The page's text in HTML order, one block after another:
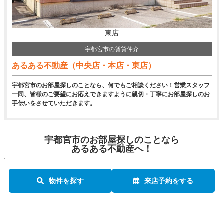
東店
宇都宮市の賃貸仲介
あるある不動産（中央店・本店・東店）
宇都宮市のお部屋探しのことなら、何でもご相談ください！営業スタッフ
一同、皆様のご要望にお応えできますように親切・丁寧にお部屋探しのお
手伝いをさせていただきます。
宇都宮市のお部屋探しのことなら
あるある不動産へ！
物件を探す 来店予約をする